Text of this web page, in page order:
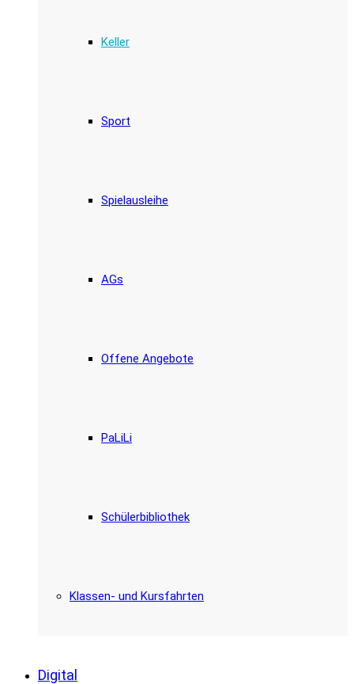
Keller
Sport
Spielausleihe
AGs
Offene Angebote
PaLiLi
Schülerbibliothek
Klassen- und Kursfahrten
Digital